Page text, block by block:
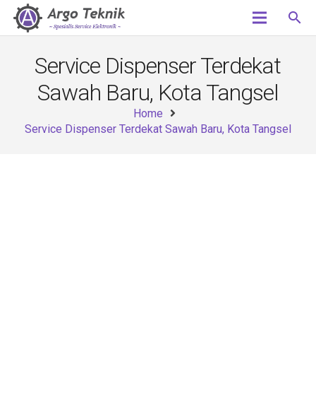
search
Service Dispenser Terdekat
Sawah Baru, Kota Tangsel
Home
Service Dispenser Terdekat Sawah Baru, Kota Tangsel